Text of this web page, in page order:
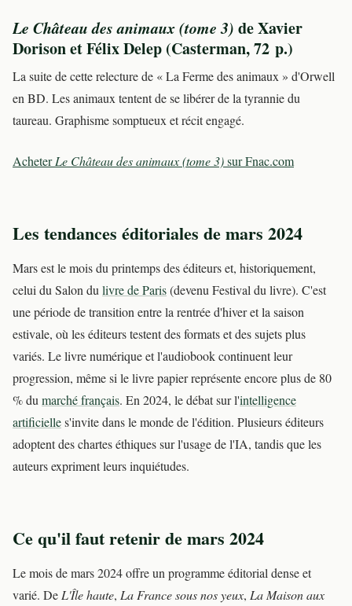
Le Château des animaux (tome 3) de Xavier
Dorison et Félix Delep (Casterman, 72 p.)
La suite de cette relecture de « La Ferme des animaux » d'Orwell
en BD. Les animaux tentent de se libérer de la tyrannie du
taureau. Graphisme somptueux et récit engagé.
AcheterLe Château des animaux (tome 3)sur Fnac.com
Les tendances éditoriales de mars 2024
Mars est le mois du printemps des éditeurs et, historiquement,
celui du Salon dulivre de Paris(devenu Festival du livre). C'est
une période de transition entre la rentrée d'hiver et la saison
estivale, où les éditeurs testent des formats et des sujets plus
variés. Le livre numérique et l'audiobook continuent leur
progression, même si le livre papier représente encore plus de 80
% dumarché français. En 2024, le débat sur l'intelligence
artificielles'invite dans le monde de l'édition. Plusieurs éditeurs
adoptent des chartes éthiques sur l'usage de l'IA, tandis que les
auteurs expriment leurs inquiétudes.
Ce qu'il faut retenir de mars 2024
Le mois de mars 2024 offre un programme éditorial dense et
varié. DeL'Île haute, La France sous nos yeux, La Maison aux